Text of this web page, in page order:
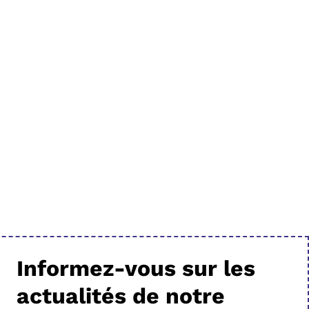
Informez-vous sur les
actualités de notre